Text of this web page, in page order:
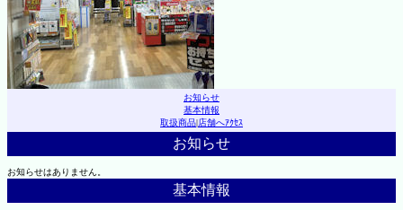
お知らせ
基本情報
取扱商品|店舗へｱｸｾｽ
お知らせ
お知らせはありません。
基本情報